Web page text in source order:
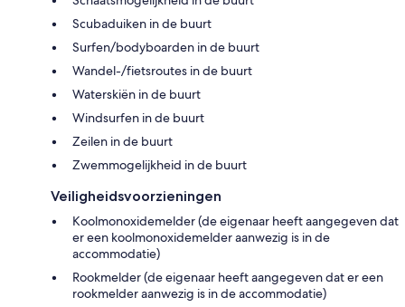
Scubaduiken in de buurt
Surfen/bodyboarden in de buurt
Wandel-/fietsroutes in de buurt
Waterskiën in de buurt
Windsurfen in de buurt
Zeilen in de buurt
Zwemmogelijkheid in de buurt
Veiligheidsvoorzieningen
Koolmonoxidemelder (de eigenaar heeft aangegeven dat
er een koolmonoxidemelder aanwezig is in de
accommodatie)
Rookmelder (de eigenaar heeft aangegeven dat er een
rookmelder aanwezig is in de accommodatie)